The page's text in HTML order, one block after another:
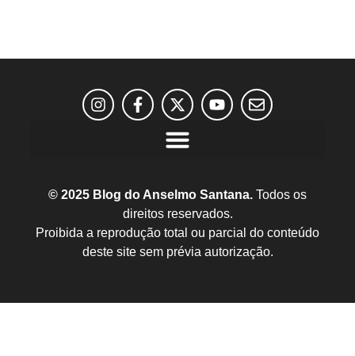
© 2025 Blog do Anselmo Santana. Todos os
direitos reservados.
Proibida a reprodução total ou parcial do conteúdo
deste site sem prévia autorização.